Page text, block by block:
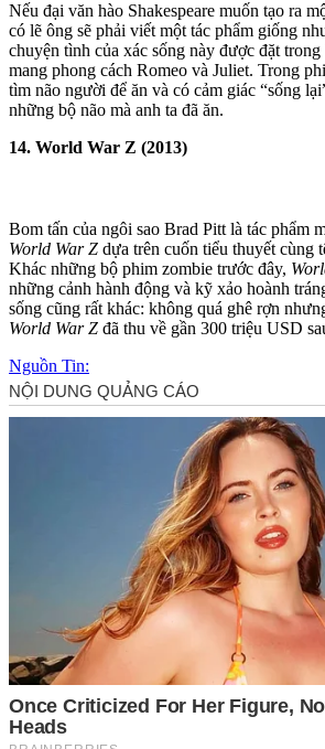
Nếu đại văn hào Shakespeare muốn tạo ra
có lẽ ông sẽ phải viết một tác phẩm giống
chu‌yện tìn‌h của xác sống này được đặt
mang phong cách Romeo và Juliet. Trong
tìm não người để ăn và có cảm giác “sống
những bộ não mà anh ta đã ăn.
14. World War Z (2013)
Bom tấn của ngôi sao Brad Pitt là tác phẩm
World War Z dựa trên cuốn tiểu thuyết cùng
Khác những bộ phim zombie trước đây,
những cảnh hành động và kỹ xảo hoành
sống cũng rất khác: không quá ghê rợn
World War Z đã thu về gần 300 triệu USD
Nguồn Tin: